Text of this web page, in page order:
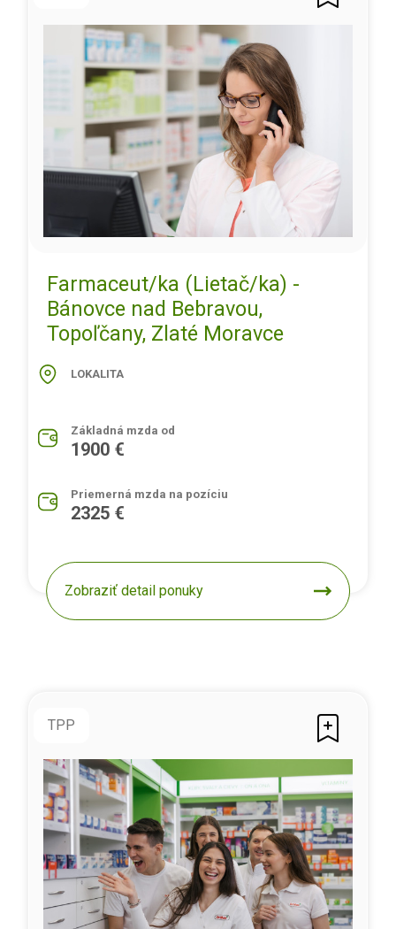
Farmaceut/ka (Lietač/ka) -
Bánovce nad Bebravou,
Topoľčany, Zlaté Moravce
LOKALITA
Základná mzda od
1900 €
Priemerná mzda na pozíciu
2325 €
Zobraziť detail ponuky
TPP